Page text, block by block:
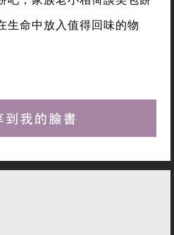
生命中放入值得回味的物